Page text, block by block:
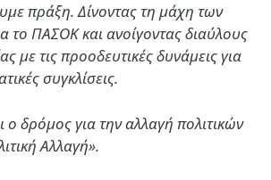
πράξη. Δίνοντας τη μάχη των
το ΠΑΣΟΚ και ανοίγοντας διαύλους
με τις προοδευτικές δυνάμεις για
συγκλίσεις.
ο δρόμος για την αλλαγή πολιτικών
Αλλαγή».